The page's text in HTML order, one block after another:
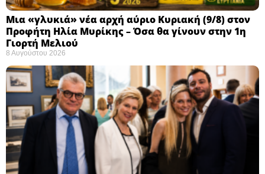
Μια «γλυκιά» νέα αρχή αύριο Κυριακή (9/8) στον
Προφήτη Ηλία Μυρίκης – Όσα θα γίνουν στην 1η
Γιορτή Μελιού
8 Αυγούστου 2026